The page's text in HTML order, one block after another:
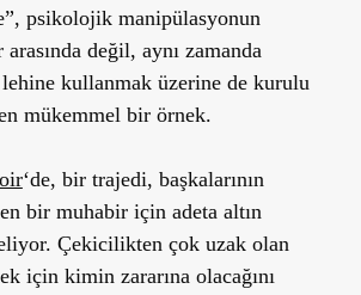
psikolojik manipülasyonun
değil, aynı zamanda
kullanmak üzerine de kurulu
mükemmel bir örnek.
‘de, bir trajedi, başkalarının
bir muhabir için adeta altın
Çekicilikten çok uzak olan
için kimin zararına olacağını